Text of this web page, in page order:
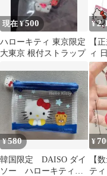
現在 ¥500
ハローキティ 東京限定
大東京 根付ストラップ
¥
【
ィ
ア
限定
¥580
韓国限定 DAISO ダイ
ソー ハローキティ
¥
【
テ